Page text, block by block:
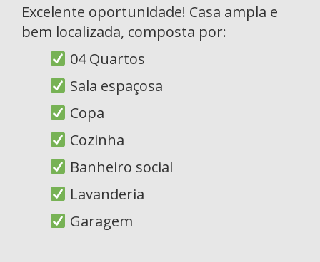
Excelente oportunidade! Casa ampla e
bem localizada, composta por:
04 Quartos
Sala espaçosa
Copa
Cozinha
Banheiro social
Lavanderia
Garagem